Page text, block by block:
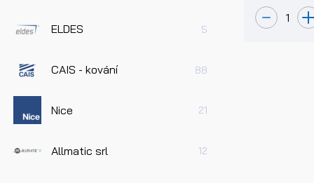
ELDES 5
CAIS - kování 88
Nice 21
Allmatic srl 12